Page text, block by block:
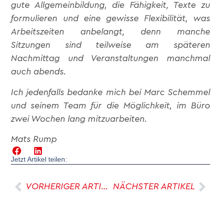
gute Allgemeinbildung, die Fähigkeit, Texte zu
formulieren und eine gewisse Flexibilität, was
Arbeitszeiten anbelangt, denn manche
Sitzungen sind teilweise am späteren
Nachmittag und Veranstaltungen manchmal
auch abends.
Ich jedenfalls bedanke mich bei Marc Schemmel
und seinem Team für die Möglichkeit, im Büro
zwei Wochen lang mitzuarbeiten.
Mats Rump
Jetzt Artikel teilen:
VORHERIGER ARTIKEL NÄCHSTER ARTIKEL